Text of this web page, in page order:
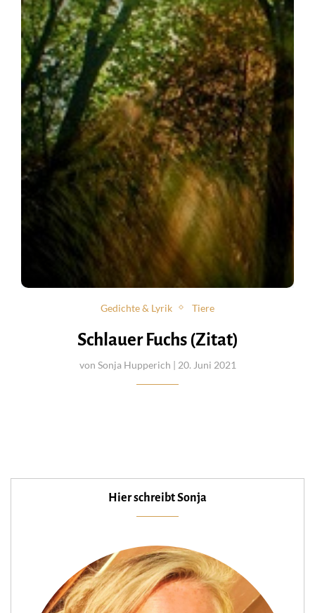
Gedichte & Lyrik Tiere
Schlauer Fuchs (Zitat)
von Sonja Hupperich | 20. Juni 2021
Hier schreibt Sonja